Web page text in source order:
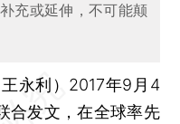
充或延伸，不可能颠
永利） 2017年9月4
合发文，在全球率先